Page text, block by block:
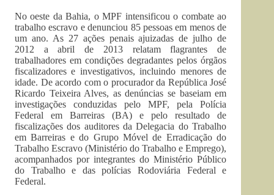
No oeste da Bahia, o MPF intensificou o combate ao
trabalho escravo e denunciou 85 pessoas em menos de
um ano. As 27 ações penais ajuizadas de julho de
2012 a abril de 2013 relatam flagrantes de
trabalhadores em condições degradantes pelos órgãos
fiscalizadores e investigativos, incluindo menores de
idade. De acordo com o procurador da República José
Ricardo Teixeira Alves, as denúncias se baseiam em
investigações conduzidas pelo MPF, pela Polícia
Federal em Barreiras (BA) e pelo resultado de
fiscalizações dos auditores da Delegacia do Trabalho
em Barreiras e do Grupo Móvel de Erradicação do
Trabalho Escravo (Ministério do Trabalho e Emprego),
acompanhados por integrantes do Ministério Público
do Trabalho e das polícias Rodoviária Federal e
Federal.